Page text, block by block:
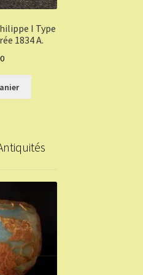
I Type
1834 A.